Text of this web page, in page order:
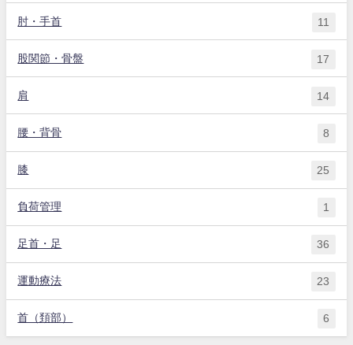
肘・手首 11
股関節・骨盤 17
肩 14
腰・背骨 8
膝 25
負荷管理 1
足首・足 36
運動療法 23
首（頚部） 6